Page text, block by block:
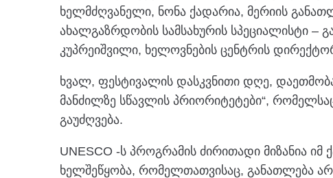
ხელმძღვანელი, ნონა ქადარია, მერიის
ახალგაზრდობის სამსახურის სპეციალისტი –
კუპრეიშვილი, ხელოვნების ცენტრის
ხვალ, ფესტივალის დასკვნითი დღე,
მანძილზე სწავლის პრიორიტეტები“,
გაუძღვება.
UNESCO -ს პროგრამის ძირითადი მიზანია
ხელშეწყობა, რომელთათვისაც, განათლება